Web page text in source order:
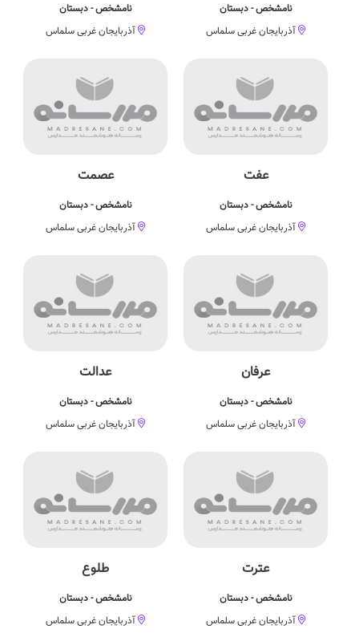
نامشخص - دبستان
آذربایجان غربی سلماس
نامشخص - دبستان
آذربایجان غربی سلماس
عفت
نامشخص - دبستان
آذربایجان غربی سلماس
عصمت
نامشخص - دبستان
آذربایجان غربی سلماس
عرفان
نامشخص - دبستان
آذربایجان غربی سلماس
عدالت
نامشخص - دبستان
آذربایجان غربی سلماس
عترت
نامشخص - دبستان
آذربایجان غربی سلماس
طلوع
نامشخص - دبستان
آذربایجان غربی سلماس